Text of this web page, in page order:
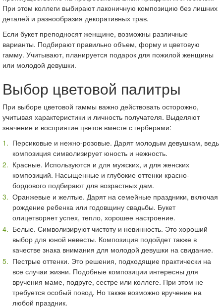
При этом коллеги выбирают лаконичную композицию без лишних
деталей и разнообразия декоративных трав.
Если букет преподносят женщине, возможны различные
варианты. Подбирают правильно объем, форму и цветовую
гамму. Учитывают, планируется подарок для пожилой женщины
или молодой девушки.
Выбор цветовой палитры
При выборе цветовой гаммы важно действовать осторожно,
учитывая характеристики и личность получателя. Выделяют
значение и восприятие цветов вместе с герберами:
Персиковые и нежно-розовые. Дарят молодым девушкам, ведь
композиция символизирует юность и нежность.
Красные. Используются и для мужских, и для женских
композиций. Насыщенные и глубокие оттенки красно-
бордового подбирают для возрастных дам.
Оранжевые и желтые. Дарят на семейные праздники, включая
рождение ребенка или годовщину свадьбы. Букет
олицетворяет успех, тепло, хорошее настроение.
Белые. Символизируют чистоту и невинность. Это хороший
выбор для юной невесты. Композиция подойдет также в
качестве знака внимания для молодой девушки на свидание.
Пестрые оттенки. Это решения, подходящие практически на
все случаи жизни. Подобные композиции интересны для
вручения маме, подруге, сестре или коллеге. При этом не
требуется особый повод. Но также возможно вручение на
любой праздник.